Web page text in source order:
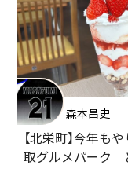
森本昌史
【北栄町】今年も
取グルメパーク